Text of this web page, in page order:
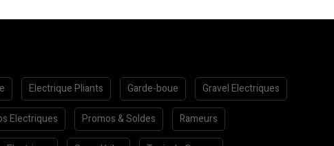
Electrique Pliants Garde-boue Gravel Electriques
Electriques Promos & Soldes Rameurs